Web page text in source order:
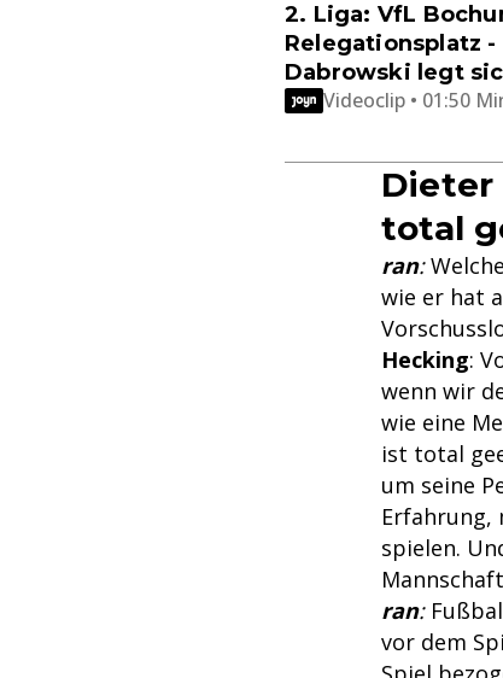
2. Liga: VfL
Relegationsplatz -
Dabrowski legt
Videoclip • 01:50
Dieter
total
ran:
wie er hat
Hecking:
wenn wir
wie eine
ist total
um seine
Erfahrung,
spielen.
ran:
vor dem